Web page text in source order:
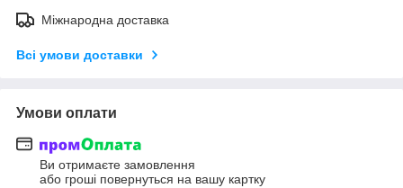
Міжнародна доставка
Всі умови доставки
Умови оплати
Ви отримаєте замовлення
або гроші повернуться на вашу картку